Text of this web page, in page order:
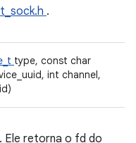
.
type, const char
int channel,
Ele retorna o fd do